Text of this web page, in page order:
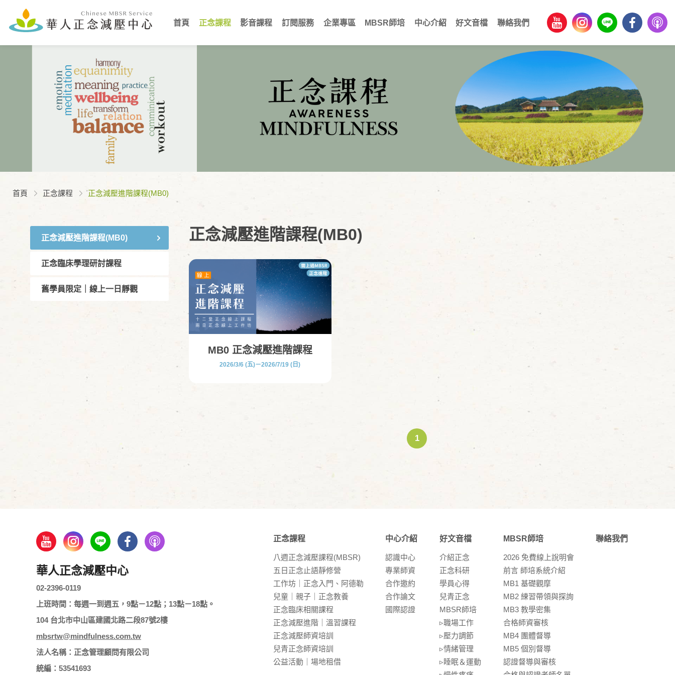
首頁 正念課程 影音課程 訂閱服務 企業專區 MBSR師培 中心介紹 好文音檔 聯絡我們
首頁 正念課程 正念減壓進階課程(MB0)
正念減壓進階課程(MB0)
正念臨床學理研討課程
舊學員限定｜線上一日靜觀
正念減壓進階課程(MB0)
MB0 正念減壓進階課程
2026/3/6 (五)－2026/7/19 (日)
1
華人正念減壓中心
02-2396-0119
上班時間：每週一到週五，9點－12點；13點－18點。
104 台北市中山區建國北路二段87號2樓
mbsrtw@mindfulness.com.tw
法人名稱：正念管理顧問有限公司
統編：53541693
正念課程
八週正念減壓課程(MBSR)
五⽇正念⽌語靜修營
⼯作坊｜正念入門、阿德勒
兒童｜親⼦｜正念教養
正念臨床相關課程
正念減壓進階｜溫習課程
正念減壓師資培訓
兒青正念師資培訓
公益活動｜場地租借
中心介紹
認識中⼼
專業師資
合作邀約
合作論⽂
國際認證
好文音檔
介紹正念
正念科研
學員⼼得
兒青正念
MBSR師培
▹職場⼯作
▹壓⼒調節
▹情緒管理
▹睡眠＆運動
MBSR師培
2026 免費線上說明會
前言 師培系統介紹
MB1 基礎觀摩
MB2 練習帶領與探詢
MB3 教學密集
合格師資審核
MB4 團體督導
MB5 個別督導
認證督導與審核
聯絡我們